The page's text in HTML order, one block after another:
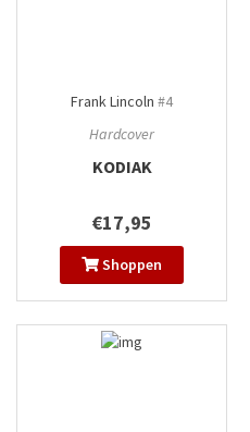
Frank Lincoln #4
Hardcover
KODIAK
€17,95
Shoppen